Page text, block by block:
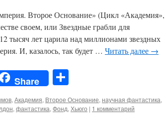
Второе Основание» (Цикл «Академия»,
своем, или Звездные грабли для
тысяч лет царила над миллионами звездных
И, казалось, так будет … Читать далее →
Share
, Академия, Второе Основание, научная фантастика,
, фантастика, Фонд, Хьюго | 1 комментарий